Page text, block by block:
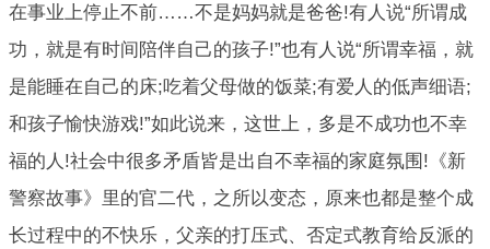
在事业上停止不前……不是妈妈就是爸爸!有人说“所谓成
功，就是有时间陪伴自己的孩子!”也有人说“所谓幸福，就
是能睡在自己的床;吃着父母做的饭菜;有爱人的低声细语;
和孩子愉快游戏!”如此说来，这世上，多是不成功也不幸
福的人!社会中很多矛盾皆是出自不幸福的家庭氛围!《新
警察故事》里的官二代，之所以变态，原来也都是整个成
长过程中的不快乐，父亲的打压式、否定式教育给反派的